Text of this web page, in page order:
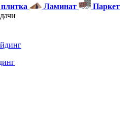
Ламинат
Паркет